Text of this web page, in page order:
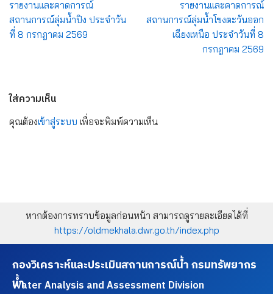
รายงานและคาดการณ์
สถานการณ์ลุ่มน้ำปิง ประจำวัน
ที่ 8 กรกฎาคม 2569
รายงานและคาดการณ์
สถานการณ์ลุ่มน้ำโขงตะวันออก
เฉียงเหนือ ประจำวันที่ 8
กรกฎาคม 2569
ใส่ความเห็น
คุณต้องเข้าสู่ระบบ เพื่อจะพิมพ์ความเห็น
หากต้องการทราบข้อมูลก่อนหน้า สามารถดูรายละเอียดได้ที่
https://oldmekhala.dwr.go.th/index.php
กองวิเคราะห์และประเมินสถานการณ์น้ำ กรมทรัพยากร
น้ำ
Water Analysis and Assessment Division